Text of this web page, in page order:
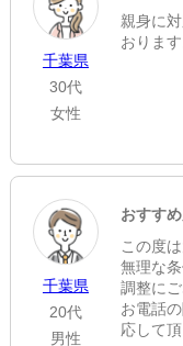
千葉県
30代
女性
親身に
おりま
千葉県
20代
男性
おすす
この度
無理な
調整に
お電話
応して